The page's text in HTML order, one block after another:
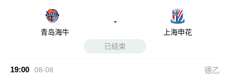
青岛海牛
-
上海申花
已结束
19:00 08-08 德乙